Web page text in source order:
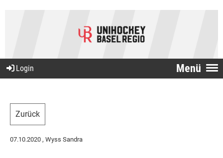
Menü
Login
Zurück
07.10.2020 , Wyss Sandra